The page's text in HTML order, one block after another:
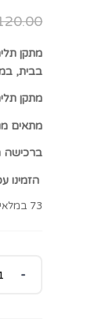
בבית,
מתקן
מתאים מגלגל 8 אינץ' (קוריקינט) עד גלגל 29
ברכישה תקבלו סט
הזמינו
73 במלאי